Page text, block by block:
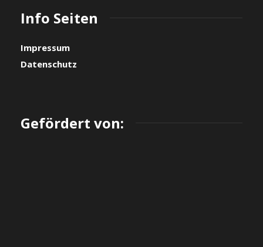
Info Seiten
Impressum
Datenschutz
Gefördert von: